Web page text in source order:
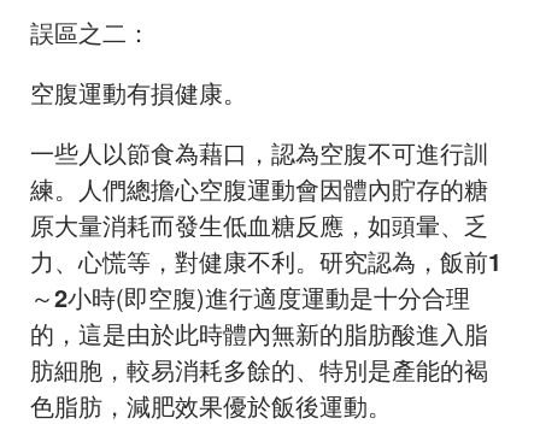
誤區之二：
空腹運動有損健康。
一些人以節食為藉口，認為空腹不可進行訓
練。人們總擔心空腹運動會因體內貯存的糖
原大量消耗而發生低血糖反應，如頭暈、乏
力、心慌等，對健康不利。研究認為，飯前1
～2小時(即空腹)進行適度運動是十分合理
的，這是由於此時體內無新的脂肪酸進入脂
肪細胞，較易消耗多餘的、特別是產能的褐
色脂肪，減肥效果優於飯後運動。